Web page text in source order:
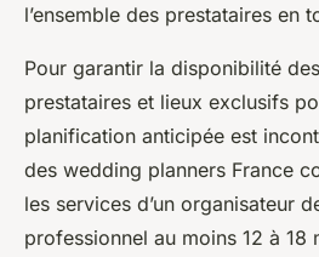
l’ensemble des prestataires en
Pour garantir la disponibilité
prestataires et lieux exclusifs
planification anticipée est
des wedding planners France
les services d’un organisateur
professionnel au moins 12 à 18